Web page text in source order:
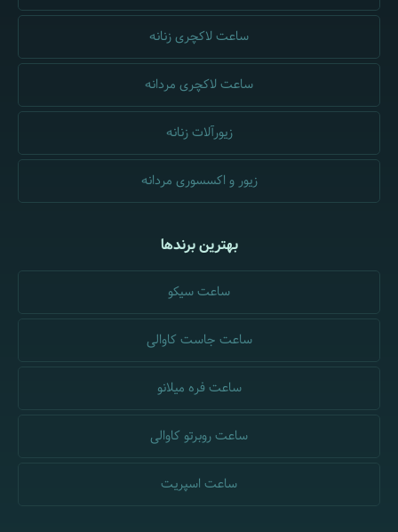
ساعت لاکچری زنانه
ساعت لاکچری مردانه
زیورآلات زنانه
زیور و اکسسوری مردانه
بهترین برندها
ساعت سیکو
ساعت جاست کاوالی
ساعت فره میلانو
ساعت روبرتو کاوالی
ساعت اسپریت